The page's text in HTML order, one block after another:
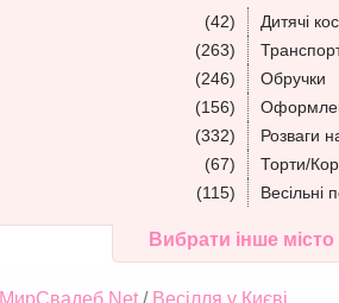
(42) Дитячі
(263)
(246) Обручки
(156)
(332) Розваги
(67) Торти/
(115) Весільні
Вибрати інше місто
МирСвадеб.Net Весілля у Києві